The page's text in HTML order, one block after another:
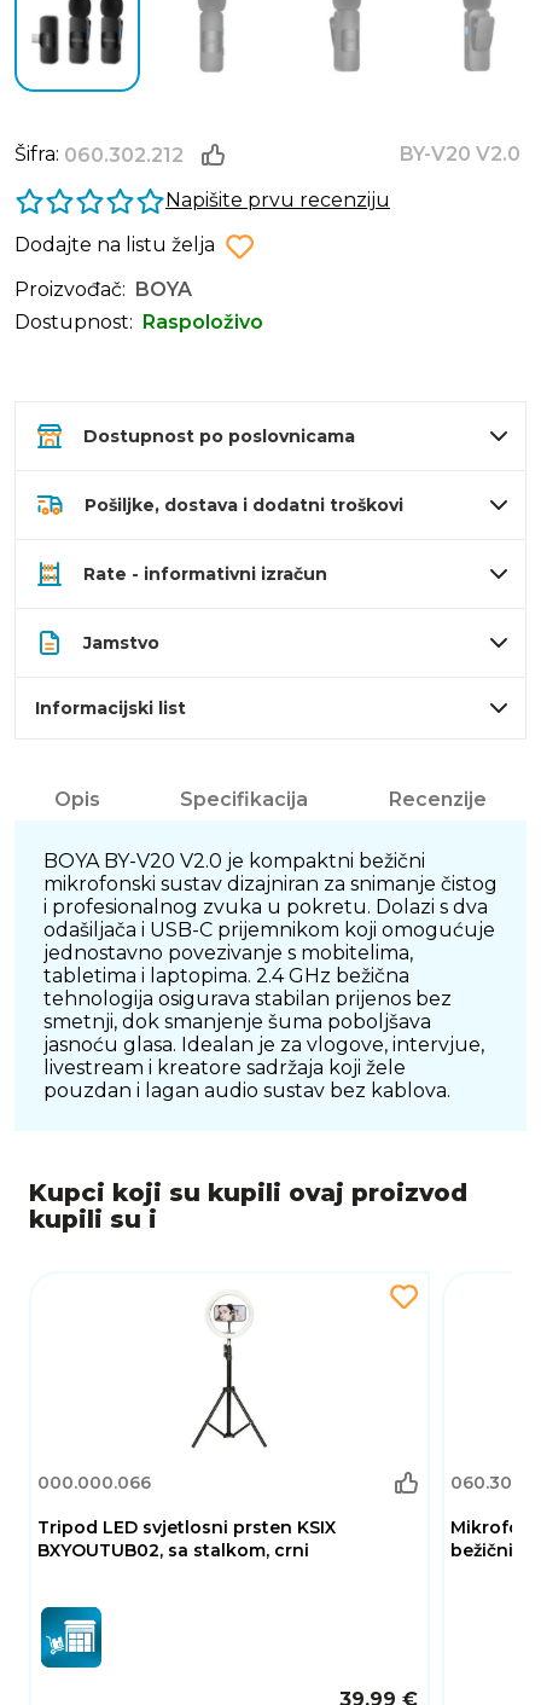
Šifra: 060.302.212
BY-V20 V2.0
Napišite prvu recenziju
Dodajte na listu želja
Proizvođač:
BOYA
Dostupnost:
Raspoloživo
Dostupnost po poslovnicama
Pošiljke, dostava i dodatni troškovi
Rate - informativni izračun
Jamstvo
Informacijski list
Opis Specifikacija Recenzije
BOYA BY-V20 V2.0 je kompaktni bežični
mikrofonski sustav dizajniran za snimanje čistog
i profesionalnog zvuka u pokretu. Dolazi s dva
odašiljača i USB-C prijemnikom koji omogućuje
jednostavno povezivanje s mobitelima,
tabletima i laptopima. 2.4 GHz bežična
tehnologija osigurava stabilan prijenos bez
smetnji, dok smanjenje šuma poboljšava
jasnoću glasa. Idealan je za vlogove, intervjue,
livestream i kreatore sadržaja koji žele
pouzdan i lagan audio sustav bez kablova.
Kupci koji su kupili ovaj proizvod
kupili su i
000.000.066
Tripod LED svjetlosni prsten KSIX
BXYOUTUB02, sa stalkom, crni
39,99 €
Mikrofon
bežični,